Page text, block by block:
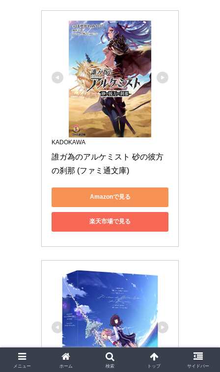
KADOKAWA
誰ガ為のアルケミスト 砂の彼方
の刹那 (ファミ通文庫)
Amazonで見る
楽天市場で見る
メニュー ホーム 検索 トップ サイドバー